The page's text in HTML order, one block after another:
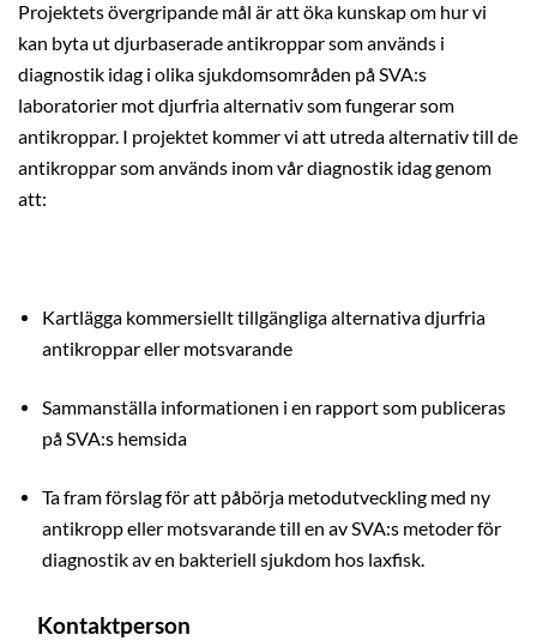
Projektets övergripande mål är att öka kunskap om hur vi
kan byta ut djurbaserade antikroppar som används i
diagnostik idag i olika sjukdomsområden på SVA:s
laboratorier mot djurfria alternativ som fungerar som
antikroppar. I projektet kommer vi att utreda alternativ till de
antikroppar som används inom vår diagnostik idaggenom
att:
Kartlägga kommersiellt tillgängliga alternativa djurfria
antikroppar eller motsvarande
Sammanställa informationen i en rapport som publiceras
på SVA:s hemsida
Ta fram förslag för att påbörja metodutveckling med ny
antikropp eller motsvarande till en av SVA:s metoder för
diagnostik av en bakteriell sjukdom hos laxfisk.
Kontaktperson